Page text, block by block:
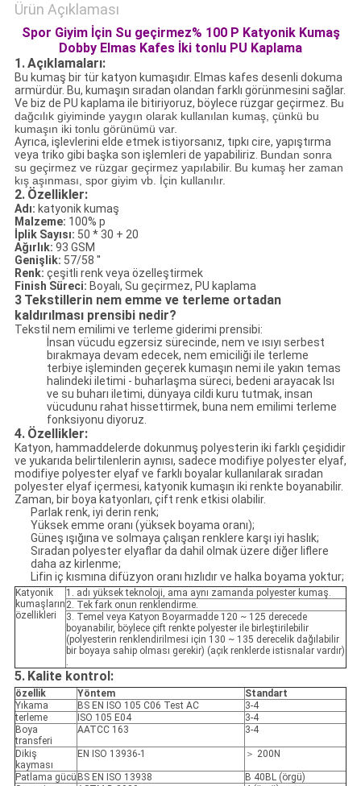
Ürün Açıklaması
Spor Giyim İçin Su geçirmez% 100 P Katyonik Kumaş
Dobby Elmas Kafes İki tonlu PU Kaplama
1.Açıklamaları:
Bu kumaş bir tür katyon kumaşıdır. Elmas kafes desenli dokuma
armürdür. Bu, kumaşın sıradan olandan farklı görünmesini sağlar.
Ve biz de PU kaplama ile bitiriyoruz, böylece rüzgar geçirmez. Bu
dağcılık giyiminde yaygın olarak kullanılan kumaş, çünkü bu
kumaşın iki tonlu görünümü var.
Ayrıca, işlevlerini elde etmek istiyorsanız, tıpkı cire, yapıştırma
veya triko gibi başka son işlemleri de yapabiliriz. Bundan sonra
su geçirmez ve rüzgar geçirmez yapılabilir. Bu kumaş her zaman
kış aşınması, spor giyim vb. İçin kullanılır.
2. Özellikler:
Adı: katyonik kumaş
Malzeme: 100% p
İplik Sayısı: 50 * 30 + 20
Ağırlık: 93 GSM
Genişlik: 57/58 ''
Renk: çeşitli renk veya özelleştirmek
Finish Süreci: Boyalı, Su geçirmez, PU kaplama
3 Tekstillerin nem emme ve terleme ortadan
kaldırılması prensibi nedir?
Tekstil nem emilimi ve terleme giderimi prensibi:
İnsan vücudu egzersiz sürecinde, nem ve ısıyı serbest
bırakmaya devam edecek, nem emiciliği ile terleme
terbiye işleminden geçerek kumaşın nemi ile yakın temas
halindeki iletimi - buharlaşma süreci, bedeni arayacak Isı
ve su buharı iletimi, dünyaya cildi kuru tutmak, insan
vücudunu rahat hissettirmek, buna nem emilimi terleme
fonksiyonu diyoruz.
4. Özellikler:
Katyon, hammaddelerde dokunmuş polyesterin iki farklı çeşididir
ve yukarıda belirtilenlerin aynısı, sadece modifiye polyester elyaf,
modifiye polyester elyaf ve farklı boyalar kullanılarak sıradan
polyester elyaf içermesi, katyonik kumaşın iki renkte boyanabilir.
Zaman, bir boya katyonları, çift renk etkisi olabilir.
Parlak renk, iyi derin renk;
Yüksek emme oranı (yüksek boyama oranı);
Güneş ışığına ve solmaya çalışan renklere karşı iyi haslık;
Sıradan polyester elyaflar da dahil olmak üzere diğer liflere
daha az kirlenme;
Lifin iç kısmına difüzyon oranı hızlıdır ve halka boyama yoktur;
Katyonik
kumaşların
özellikleri
1. adı yüksek teknoloji, ama aynı zamanda polyester kumaş.
2. Tek fark onun renklendirme.
3. Temel veya Katyon Boyarmadde 120 ~ 125 derecede
boyanabilir, böylece çift renkte polyester ile birleştirilebilir
(polyesterin renklendirilmesi için 130 ~ 135 derecelik dağılabilir
bir boyaya sahip olması gerekir) (açık renklerde istisnalar vardır)
.
5. Kalite kontrol:
özellik Yöntem
Standart
Yıkama
BS EN ISO 105 C06 Test AC
3-4
terleme
ISO 105 E04
3-4
Boya
transferi
AATCC 163 3-4
Dikiş
kayması
EN ISO 13936-1 ＞ 200N
Patlama gücü BS EN ISO 13938
B 40BL (örgü)